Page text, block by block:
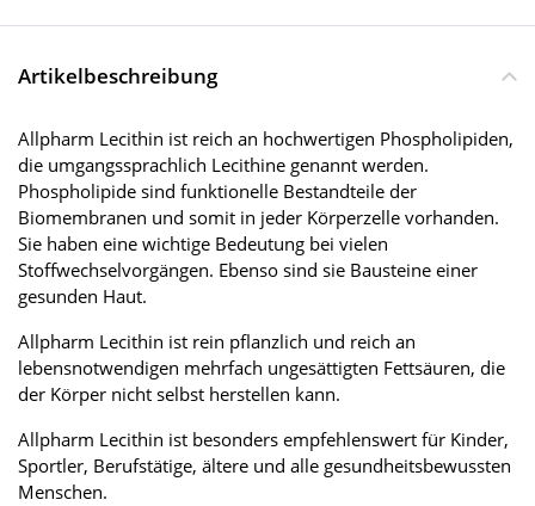
Artikelbeschreibung
Allpharm Lecithin ist reich an hochwertigen Phospholipiden,
die umgangssprachlich Lecithine genannt werden.
Phospholipide sind funktionelle Bestandteile der
Biomembranen und somit in jeder Körperzelle vorhanden.
Sie haben eine wichtige Bedeutung bei vielen
Stoffwechselvorgängen. Ebenso sind sie Bausteine einer
gesunden Haut.
Allpharm Lecithin ist rein pflanzlich und reich an
lebensnotwendigen mehrfach ungesättigten Fettsäuren, die
der Körper nicht selbst herstellen kann.
Allpharm Lecithin ist besonders empfehlenswert für Kinder,
Sportler, Berufstätige, ältere und alle gesundheitsbewussten
Menschen.